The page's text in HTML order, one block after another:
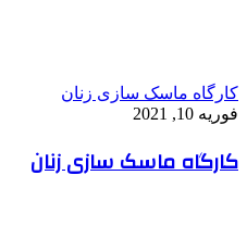
کارگاه ماسک سازی زنان
فوریه 10, 2021
کارگاه ماسک سازی زنان